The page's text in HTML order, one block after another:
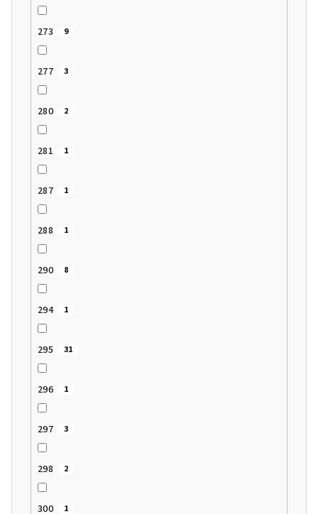
273 9
277 3
280 2
281 1
287 1
288 1
290 8
294 1
295 31
296 1
297 3
298 2
300 1